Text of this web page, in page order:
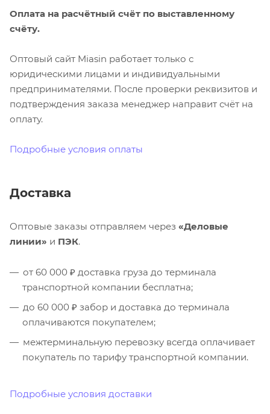
Оплата на расчётный счёт по выставленному
счёту.
Оптовый сайт Miasin работает только с
юридическими лицами и индивидуальными
предпринимателями. После проверки реквизитов и
подтверждения заказа менеджер направит счёт на
оплату.
Подробные условия оплаты
Доставка
Оптовые заказы отправляем через «Деловые
линии» и ПЭК.
от 60 000 ₽ доставка груза до терминала
транспортной компании бесплатна;
до 60 000 ₽ забор и доставка до терминала
оплачиваются покупателем;
межтерминальную перевозку всегда оплачивает
покупатель по тарифу транспортной компании.
Подробные условия доставки